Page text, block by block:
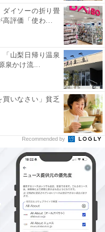
がありながらも、露天
スなど様々な種類のお
るところが日常使いに
類が完備されており、
風呂でリフレッシュで
者からも心地よく過ご
ナーでひと息ついた
ライニングコーナーで
ダイソーの折り畳
評価「使わ...
「山梨日帰り温泉
泉かけ流...
買いなさい」貧乏
Recommended by